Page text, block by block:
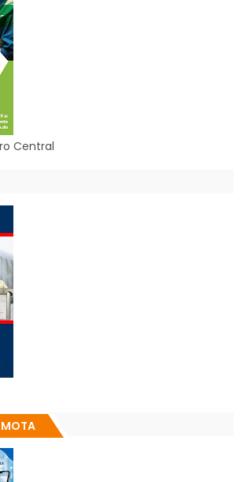
Central